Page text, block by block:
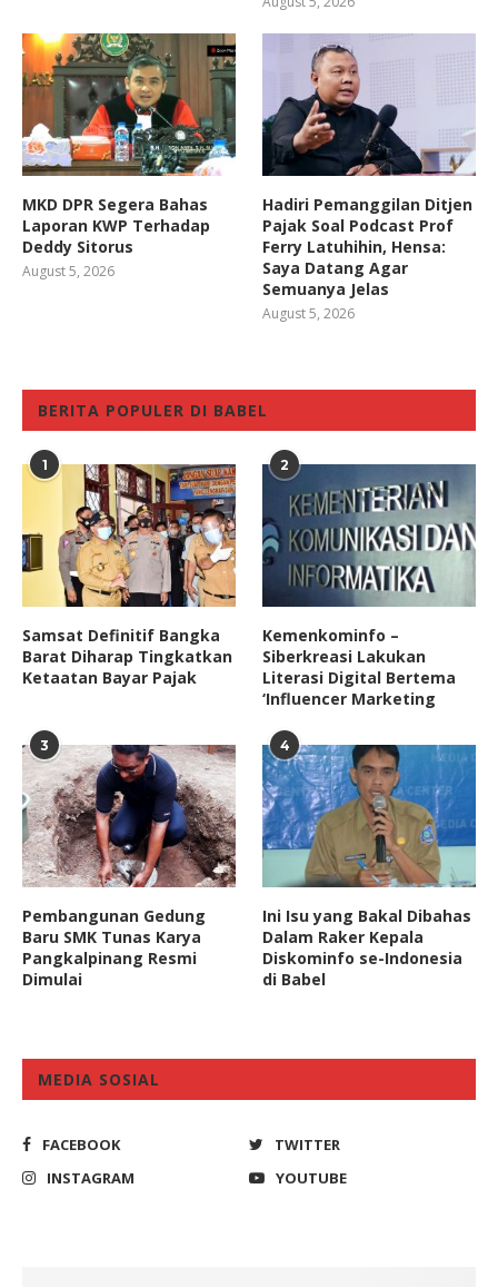
MKD DPR Segera Bahas
Laporan KWP Terhadap
Deddy Sitorus
August 5, 2026
Hadiri Pemanggilan Ditjen
Pajak Soal Podcast Prof
Ferry Latuhihin, Hensa:
Saya Datang Agar
Semuanya Jelas
August 5, 2026
BERITA POPULER DI BABEL
1
Samsat Definitif Bangka
Barat Diharap Tingkatkan
Ketaatan Bayar Pajak
2
Kemenkominfo –
Siberkreasi Lakukan
Literasi Digital Bertema
‘Influencer Marketing
3
Pembangunan Gedung
Baru SMK Tunas Karya
Pangkalpinang Resmi
Dimulai
4
Ini Isu yang Bakal Dibahas
Dalam Raker Kepala
Diskominfo se-Indonesia
di Babel
MEDIA SOSIAL
FACEBOOK
TWITTER
INSTAGRAM
YOUTUBE